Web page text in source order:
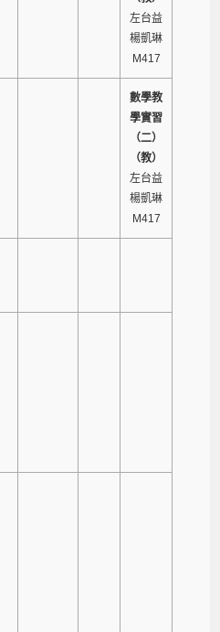
左台益
楊凱琳
M417
數學教
學實習
（二）
（教）
左台益
楊凱琳
M417